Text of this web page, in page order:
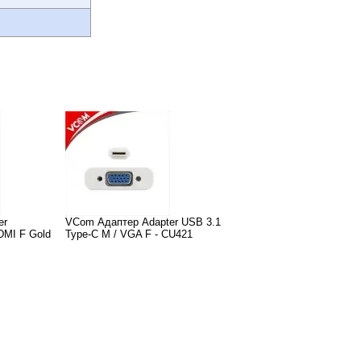
F Gold
VCom Адаптер Adapter USB 3.1
Type-C M / VGA F - CU421